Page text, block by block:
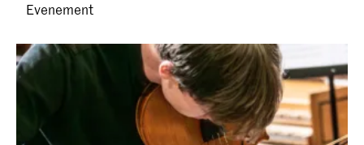
Evenement